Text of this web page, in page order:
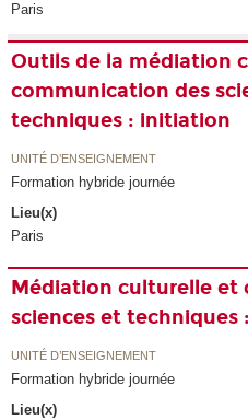
Paris
Outils de la médiation
communication des
techniques : initiation
UNITÉ D’ENSEIGNEMENT
Formation hybride journée
Lieu(x)
Paris
Médiation culturelle et
sciences et
UNITÉ D’ENSEIGNEMENT
Formation hybride journée
Lieu(x)